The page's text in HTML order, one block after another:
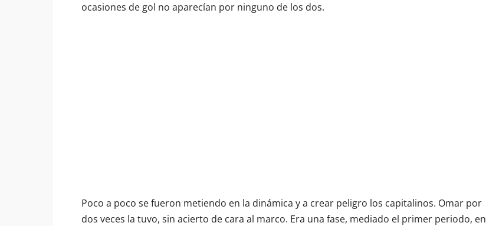
ocasiones de gol no aparecían por ninguno de los dos.
Poco a poco se fueron metiendo en la dinámica y a crear peligro los capitalinos. Omar por
dos veces la tuvo, sin acierto de cara al marco. Era una fase, mediado el primer periodo, en